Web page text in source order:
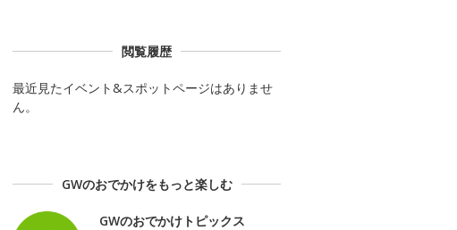
閲覧履歴
最近見たイベント&スポットページはありませ
ん。
GWのおでかけをもっと楽しむ
GWのおでかけトピックス